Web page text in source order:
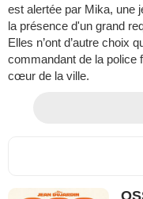
est alertée par Mika, une
la présence d'un grand
Elles n’ont d’autre choix
commandant de la police
cœur de la ville.